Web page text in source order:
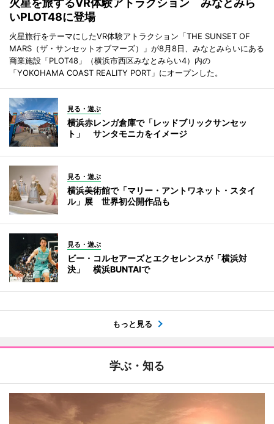
火星を旅するVR体験アトラクション みなとみら
いPLOT48に登場
火星旅行をテーマにしたVR体験アトラクション「THE SUNSET OF
MARS（ザ・サンセットオブマーズ）」が8月8日、みなとみらいにある
商業施設「PLOT48」（横浜市西区みなとみらい4）内の
「YOKOHAMA COAST REALITY PORT」にオープンした。
見る・遊ぶ
横浜赤レンガ倉庫で「レッドブリックサンセッ
ト」 サンタモニカをイメージ
見る・遊ぶ
横浜美術館で「マリー・アントワネット・スタイ
ル」展 世界初公開作品も
見る・遊ぶ
ビー・コルセアーズとエクセレンスが「横浜対
決」 横浜BUNTAIで
もっと見る
学ぶ・知る